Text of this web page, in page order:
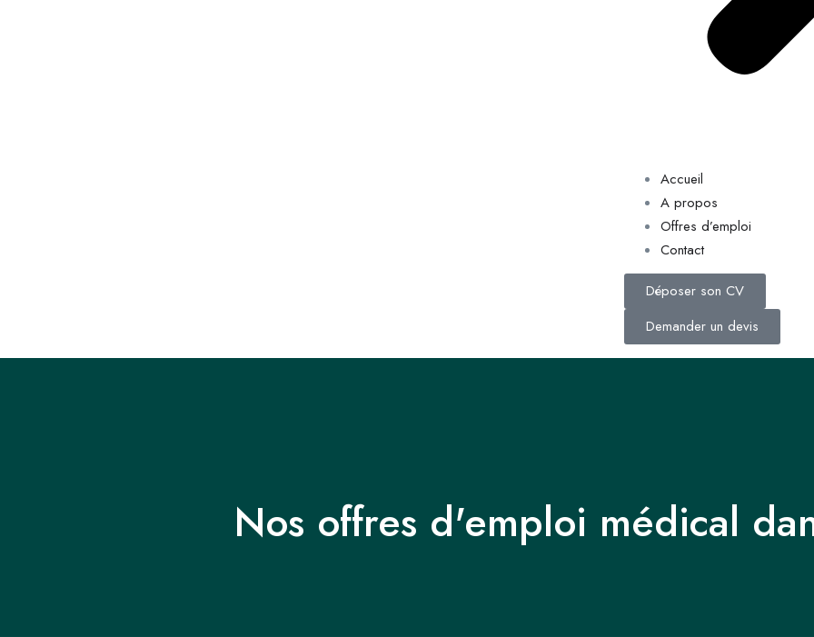
Accueil
A propos
Offres d’emploi
Contact
Déposer son CV
Demander un devis
Nos offres d'emploi médical